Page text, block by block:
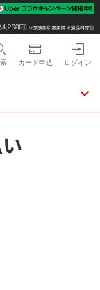
カード申込 ログイン